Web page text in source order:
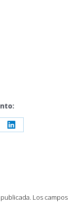
Share
Los campos